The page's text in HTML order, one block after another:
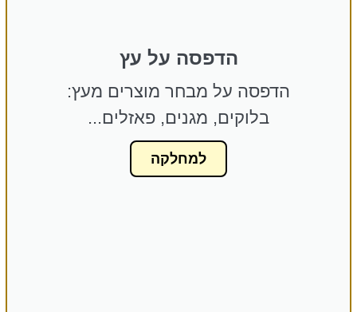
הדפסה על עץ
הדפסה על מבחר מוצרים מעץ:
בלוקים, מגנים, פאזלים...
למחלקה